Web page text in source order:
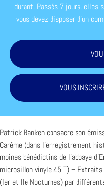
durant. Passés 7 jours, elles
vous devez disposer d'un
VOUS
Patrick Banken consacre son
Carême (dans l’enregistrement
moines bénédictins de l’abbaye
microsillon vinyle 45 T) – Extraits
(Ier et IIe Nocturnes) par